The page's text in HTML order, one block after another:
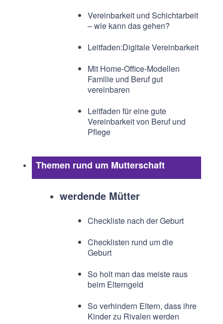
Vereinbarkeit und Schichtarbeit
– wie kann das gehen?
Leitfaden:Digitale Vereinbarkeit
Mit Home-Office-Modellen
Familie und Beruf gut
vereinbaren
Leitfaden für eine gute
Vereinbarkeit von Beruf und
Pflege
Themen rund um Mutterschaft
werdende Mütter
Checkliste nach der Geburt
Checklisten rund um die
Geburt
So holt man das meiste raus
beim Elterngeld
So verhindern Eltern, dass ihre
Kinder zu Rivalen werden